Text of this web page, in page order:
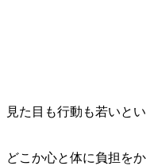
見た目も行動も若いとい
どこか心と体に負担をか